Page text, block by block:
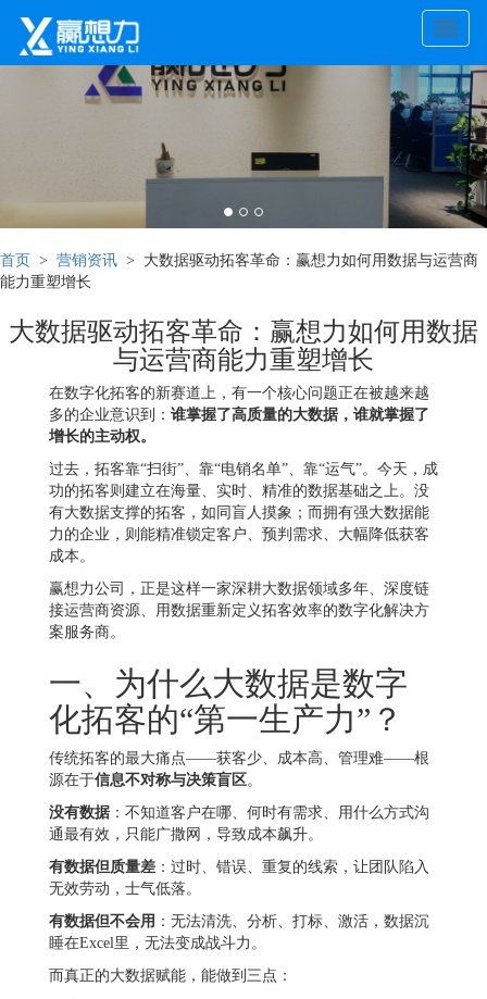
Toggle
首页 > 营销资讯 > 大数据驱动拓客革命：赢想力如何用数据与运营商
能力重塑增长
大数据驱动拓客革命：赢想力如何用数据
与运营商能力重塑增长
在数字化拓客的新赛道上，有一个核心问题正在被越来越
多的企业意识到： 谁掌握了高质量的大数据，谁就掌握了
增长的主动权。
过去，拓客靠“扫街”、靠“电销名单”、靠“运气”。今天，成
功的拓客则建立在海量、实时、精准的数据基础之上。没
有大数据支撑的拓客，如同盲人摸象；而拥有强大数据能
力的企业，则能精准锁定客户、预判需求、大幅降低获客
成本。
赢想力公司，正是这样一家深耕大数据领域多年、深度链
接运营商资源、用数据重新定义拓客效率的数字化解决方
案服务商。
一、为什么大数据是数字
化拓客的“第一生产力”？
传统拓客的最大痛点——获客少、成本高、管理难——根
源在于信息不对称与决策盲区。
没有数据：不知道客户在哪、何时有需求、用什么方式沟
通最有效，只能广撒网，导致成本飙升。
有数据但质量差：过时、错误、重复的线索，让团队陷入
无效劳动，士气低落。
有数据但不会用 ：无法清洗、分析、打标、激活，数据沉
睡在Excel里，无法变成战斗力。
而真正的大数据赋能，能做到三点：